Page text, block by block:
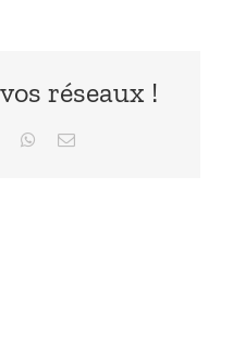
réseaux !
WhatsApp
Email